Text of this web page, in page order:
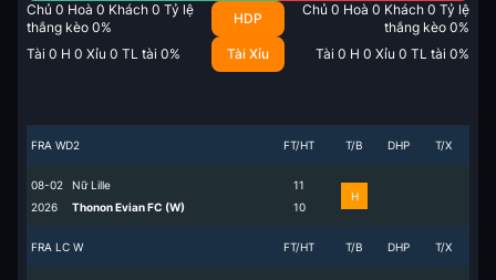
Chủ 0 Hoà 0 Khách 0 Tỷ lệ
thắng kèo 0%
HDP
Chủ 0 Hoà 0 Khách 0 Tỷ lệ
thắng kèo 0%
Tài 0 H 0 Xỉu 0 TL tài 0% Tài Xỉu Tài 0 H 0 Xỉu 0 TL tài 0%
FRA WD2 FT/HT T/B DHP T/X
08-02
2026
Nữ Lille
Thonon Evian FC (W)
1
1
1
0
H
FRA LC W FT/HT T/B DHP T/X